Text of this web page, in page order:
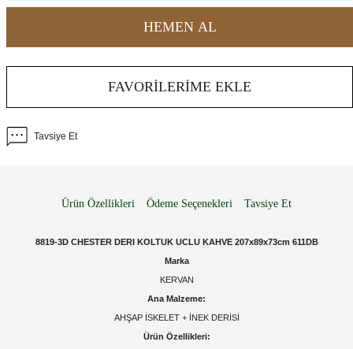
HEMEN AL
FAVORILERIME EKLE
Tavsiye Et
Ürün Özellikleri Ödeme Seçenekleri Tavsiye Et
8819-3D CHESTER DERI KOLTUK UCLU KAHVE 207x89x73cm 611DB
Marka
KERVAN
Ana Malzeme:
AHŞAP İSKELET + İNEK DERİSİ
Ürün Özellikleri: